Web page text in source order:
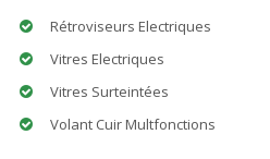
Rétroviseurs Electriques
Vitres Electriques
Vitres Surteintées
Volant Cuir Multfonctions